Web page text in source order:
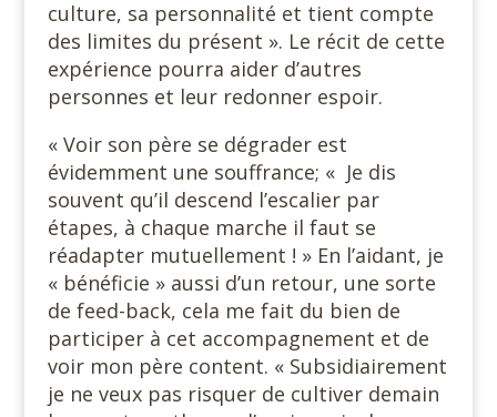
culture, sa personnalité et tient compte
des limites du présent ». Le récit de cette
expérience pourra aider d’autres
personnes et leur redonner espoir.
« Voir son père se dégrader est
évidemment une souffrance; « Je dis
souvent qu’il descend l’escalier par
étapes, à chaque marche il faut se
réadapter mutuellement ! » En l’aidant, je
« bénéficie » aussi d’un retour, une sorte
de feed-back, cela me fait du bien de
participer à cet accompagnement et de
voir mon père content. « Subsidiairement
je ne veux pas risquer de cultiver demain